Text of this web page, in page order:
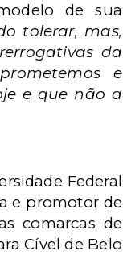
de sua
tolerar, mas,
da
e
e que não a
Federal
e promotor de
comarcas de
Cível de Belo